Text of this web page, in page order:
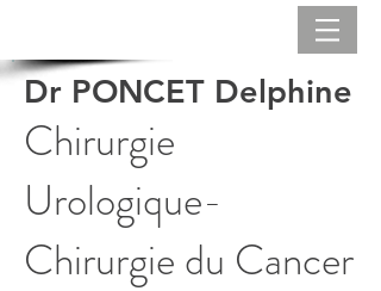
Dr PONCET Delphine
Chirurgie
Urologique-
Chirurgie du Cancer